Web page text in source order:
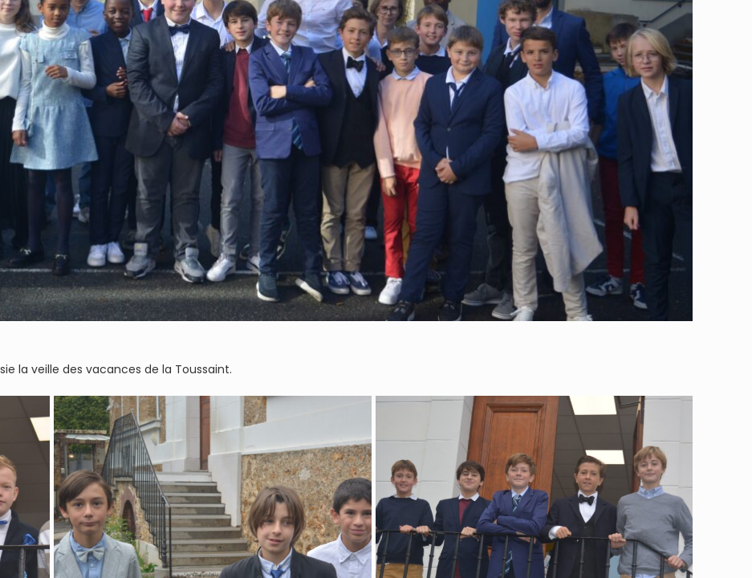
la veille des vacances de la Toussaint.